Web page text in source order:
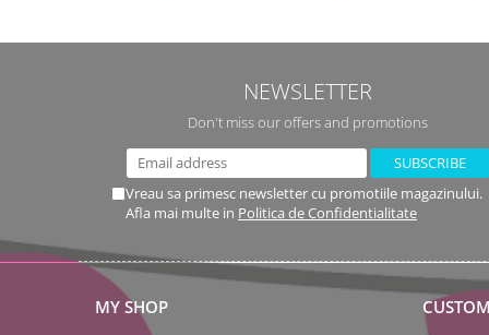
NEWSLETTER
Don't miss our offers and promotions
Vreau sa primesc newsletter cu promotiile magazinului.
Afla mai multe in Politica de Confidentialitate
MY SHOP